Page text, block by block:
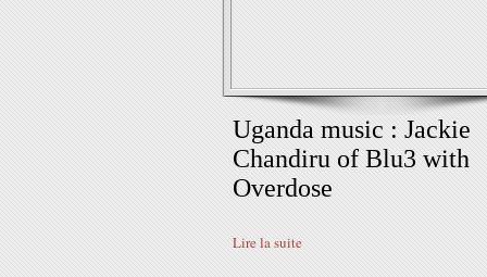
Uganda music : Jackie
Chandiru of Blu3 with
Overdose
Lire la suite